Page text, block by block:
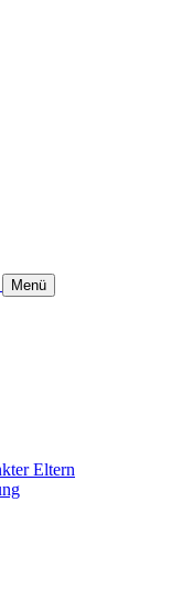
Menü
Eltern